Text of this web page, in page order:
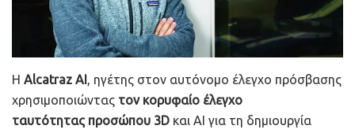
Η Alcatraz AI , ηγέτης στον αυτόνομο έλεγχο πρόσβασης
χρησιμοποιώντας τον κορυφαίο έλεγχο
ταυτότητας προσώπου 3D και AI για τη δημιουργία